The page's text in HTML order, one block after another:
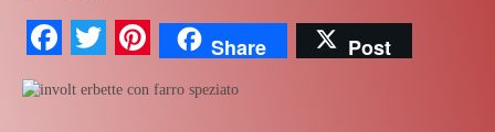
Facebook
TwitterPinterest
Share Post